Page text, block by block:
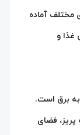
مختلف آماده
غذا و
برق است.
پریز، فضای